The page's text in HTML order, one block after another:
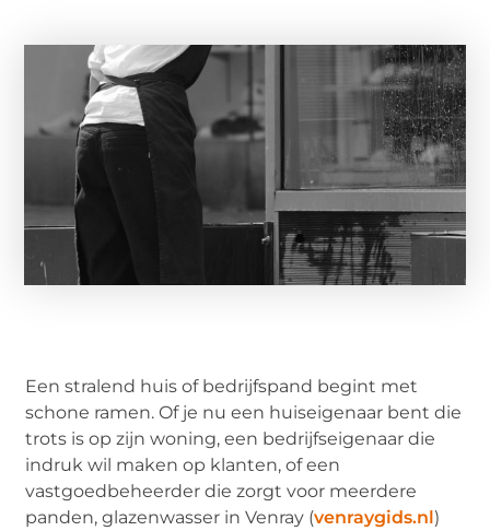
Een stralend huis of bedrijfspand begint met
schone ramen. Of je nu een huiseigenaar bent die
trots is op zijn woning, een bedrijfseigenaar die
indruk wil maken op klanten, of een
vastgoedbeheerder die zorgt voor meerdere
panden, glazenwasser in Venray (venraygids.nl)